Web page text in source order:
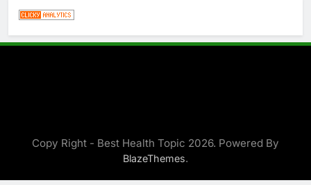
Copy Right - Best Health Topic 2026. Powered By
BlazeThemes.